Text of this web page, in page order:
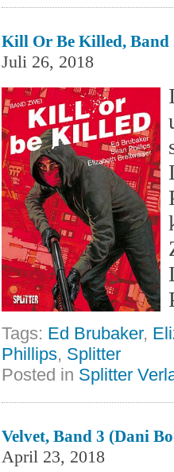
Kill Or Be Killed, Band
Juli 26, 2018
Tags: Ed Brubaker,
Phillips, Splitter
Posted in Splitter
Velvet, Band 3 (dani
April 23, 2018